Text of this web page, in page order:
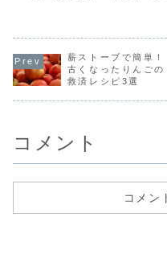
まで詳しく解説し
いたわけで
別荘、ホテ
など、さま
選択肢を比
家を購入す
薪ストーブで簡単！
古くなったりんごの
救済レシピ3選
コメント
コメン